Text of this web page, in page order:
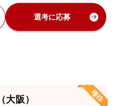
選考に応募
阪）